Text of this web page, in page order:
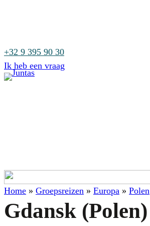
+32 9 395 90 30
Ik heb een vraag
Home » Groepsreizen » Europa » Polen
Gdansk (Polen)